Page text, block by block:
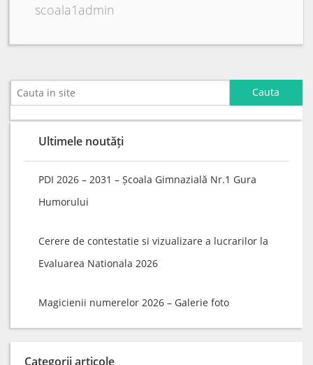
scoala1admin
Ultimele noutăți
PDI 2026 – 2031 – Școala Gimnazială Nr.1 Gura
Humorului
Cerere de contestatie si vizualizare a lucrarilor la
Evaluarea Nationala 2026
Magicienii numerelor 2026 – Galerie foto
Categorii articole